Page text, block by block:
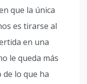
que la única
es tirarse al
en una
le queda más
lo que ha